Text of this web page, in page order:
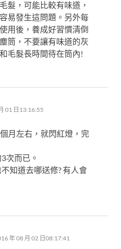
髮，可能比較有味道，
易發生這問題。另外每
用後，養成好習慣清倒
筒，不要讓有味道的灰
毛髮長時間待在筒內!
01 日13:16:55
月左右，就閃紅燈，完
次而已。
知道去哪送修? 有人會
年 08 月 02 日08:17:41